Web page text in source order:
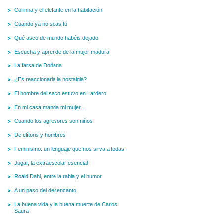
Corinna y el elefante en la habitación
Cuando ya no seas tú
Qué asco de mundo habéis dejado
Escucha y aprende de la mujer madura
La farsa de Doñana
¿Es reaccionaria la nostalgia?
El hombre del saco estuvo en Lardero
En mi casa manda mi mujer…
Cuando los agresores son niños
De clítoris y hombres
Feminismo: un lenguaje que nos sirva a todas
Jugar, la extraescolar esencial
Roald Dahl, entre la rabia y el humor
A un paso del desencanto
La buena vida y la buena muerte de Carlos
Saura